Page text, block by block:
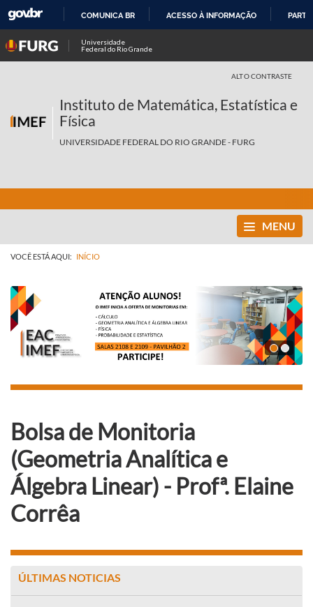
COMUNICA BR ACESSO À INFORMAÇÃO
Universidade
Federal do Rio Grande
ALTO CONTRASTE
Instituto de Matemática, Estatística e
Física
UNIVERSIDADE FEDERAL DO RIO GRANDE - FURG
MENU
VOCÊ ESTÁ AQUI: INÍCIO
Bolsa de Monitoria
(Geometria Analítica e
Álgebra Linear) - Profª. Elaine
Corrêa
ÚLTIMAS NOTICIAS